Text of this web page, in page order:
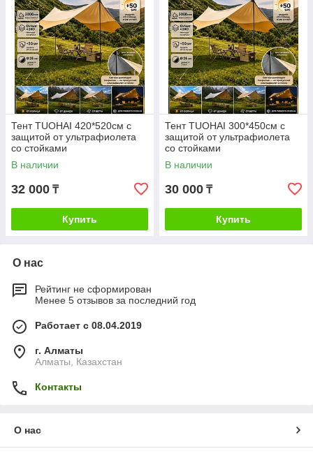
Тент TUOHAI 420*520см с
защитой от ультрафиолета
со стойками
В наличии
32 000 ₸
Купить
Тент TUOHAI 300*450см с
защитой от ультрафиолета
со стойками
В наличии
30 000 ₸
Купить
О нас
Рейтинг не сформирован
Менее 5 отзывов за последний год
Работает с 08.04.2019
г. Алматы
Алматы, Казахстан
Контакты
О нас